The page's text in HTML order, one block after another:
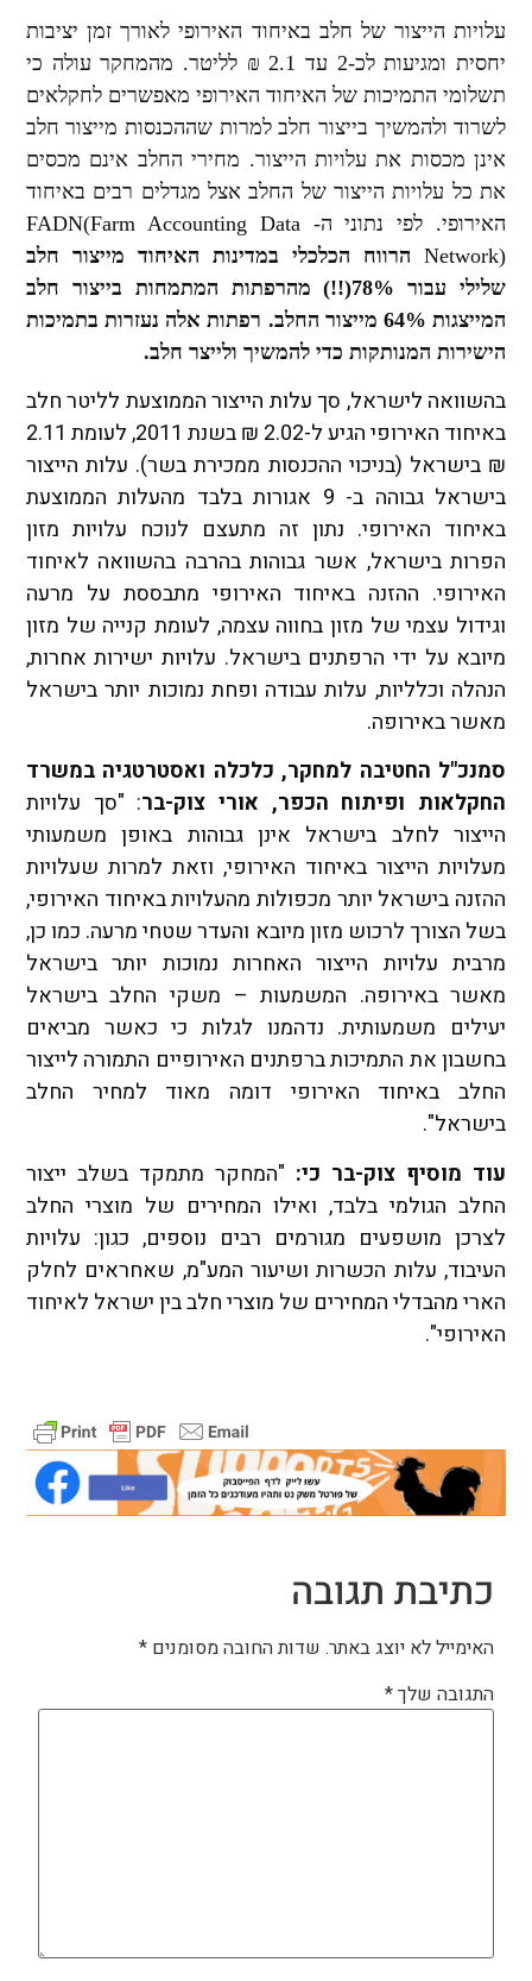
עלויות הייצור של חלב באיחוד האירופי לאורך זמן יציבות
יחסית ומגיעות לכ-2 עד 2.1 ₪ לליטר. מהמחקר עולה כי
תשלומי התמיכות של האיחוד האירופי מאפשרים לחקלאים
לשרוד ולהמשיך בייצור חלב למרות שההכנסות מייצור חלב
אינן מכסות את עלויות הייצור. מחירי החלב אינם מכסים
את כל עלויות הייצור של החלב אצל מגדלים רבים באיחוד
האירופי. לפי נתוני ה-
FADN(Farm Accounting Data
Network)
הרווח הכלכלי במדינות האיחוד מייצור חלב
שלילי עבור 78%(!!) מהרפתות המתמחות בייצור חלב
המייצגות 64% מייצור החלב. רפתות אלה נעזרות בתמיכות
הישירות המנותקות כדי להמשיך ולייצר חלב.
בהשוואה לישראל, סך עלות הייצור הממוצעת לליטר חלב
באיחוד האירופי הגיע ל-2.02 ₪ בשנת 2011, לעומת 2.11
₪ בישראל (בניכוי ההכנסות ממכירת בשר). עלות הייצור
בישראל גבוהה ב- 9 אגורות בלבד מהעלות הממוצעת
באיחוד האירופי. נתון זה מתעצם לנוכח עלויות מזון
הפרות בישראל, אשר גבוהות בהרבה בהשוואה לאיחוד
האירופי. ההזנה באיחוד האירופי מתבססת על מרעה
וגידול עצמי של מזון בחווה עצמה, לעומת קנייה של מזון
מיובא על ידי הרפתנים בישראל. עלויות ישירות אחרות,
הנהלה וכלליות, עלות עבודה ופחת נמוכות יותר בישראל
מאשר באירופה.
סמנכ"ל החטיבה למחקר, כלכלה ואסטרטגיה במשרד
החקלאות ופיתוח הכפר, אורי צוק-בר: "סך עלויות
הייצור לחלב בישראל אינן גבוהות באופן משמעותי
מעלויות הייצור באיחוד האירופי, וזאת למרות שעלויות
ההזנה בישראל יותר מכפולות מהעלויות באיחוד האירופי,
בשל הצורך לרכוש מזון מיובא והעדר שטחי מרעה. כמו כן,
מרבית עלויות הייצור האחרות נמוכות יותר בישראל
מאשר באירופה. המשמעות – משקי החלב בישראל
יעילים משמעותית. נדהמנו לגלות כי כאשר מביאים
בחשבון את התמיכות ברפתנים האירופיים התמורה לייצור
החלב באיחוד האירופי דומה מאוד למחיר החלב
בישראל".
עוד מוסיף צוק-בר כי: "המחקר מתמקד בשלב ייצור
החלב הגולמי בלבד, ואילו המחירים של מוצרי החלב
לצרכן מושפעים מגורמים רבים נוספים, כגון: עלויות
העיבוד, עלות הכשרות ושיעור המע"מ, שאחראים לחלק
הארי מהבדלי המחירים של מוצרי חלב בין ישראל לאיחוד
האירופי".
כתיבת תגובה
האימייל לא יוצג באתר. שדות החובה מסומנים *
התגובה שלך*